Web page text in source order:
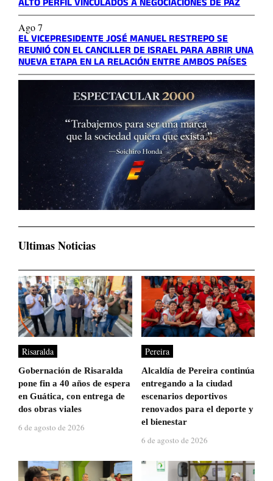
ALTO PERFIL VINCULADOS A NEGOCIACIONES DE PAZ
Ago 7
EL VICEPRESIDENTE JOSÉ MANUEL RESTREPO SE
REUNIÓ CON EL CANCILLER DE ISRAEL PARA ABRIR UNA
NUEVA ETAPA EN LA RELACIÓN ENTRE AMBOS PAÍSES
Ultimas Noticias
Risaralda
Gobernación de Risaralda
pone fin a 40 años de espera
en Guática, con entrega de
dos obras viales
6 de agosto de 2026
Pereira
Alcaldía de Pereira continúa
entregando a la ciudad
escenarios deportivos
renovados para el deporte y
el bienestar
6 de agosto de 2026